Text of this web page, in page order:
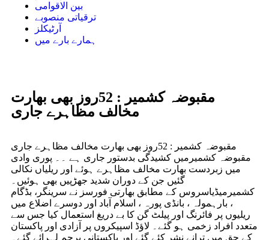
بین الاقوامی
ترقیاتی منصوبے
آرٹیکلز
ہمارے بارے میں
مقبوضہ کشمیر : 52روز بھی بھارت
مخالف مظاہرے جاری
مقبوضہ کشمیر : 52روز بھی بھارت مخالف مظاہرے جاری
مقبوضہ کشمیرمیں کشیدگی بدستور جاری ہے ۔۔ پوری وادی
میں زبردست بھارت مخالف مظاہرے ہوئے اور ریلیاں نکالی
گئیں جن کے دوران شدید جھڑپیں بھی ہوئیں۔
کشمیرمیڈیاسروس کے مطابق بھارتی فورسز نے سرینگر، بڈگام
، بارہمولہ ، بانڈی پورہ ، اسلام آباد اور دوسرے اضلاع میں
ریلیوں پر فائرنگ اور پیلٹ گن کا بے دریغ استعمال کیا جس سے
متعدد افراد زخمی ہو گئے۔ لاؤڈ اسپیکروں پر آزادی اور پاکستان
کے حق میں ترانے نشر کئے گئے اور پاکستانی پرچم لہرائے گئے۔